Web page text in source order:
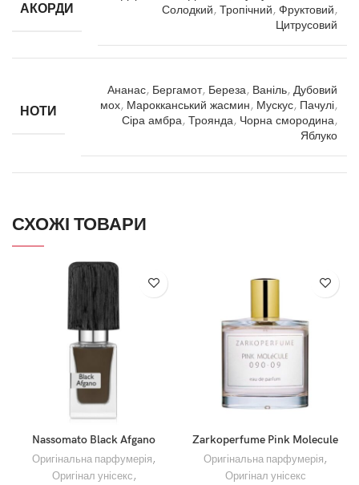
АКОРДИ
Солодкий, Тропічний, Фруктовий,
Цитрусовий
НОТИ
Ананас, Бергамот, Береза, Ваніль, Дубовий
мох, Марокканський жасмин, Мускус, Пачулі,
Сіра амбра, Троянда, Чорна смородина,
Яблуко
СХОЖІ ТОВАРИ
Nassomato Black Afgano
Оригінальна парфумерія,
Оригінал унісекс,
Zarkoperfume Pink Molecule
090.09
Оригінальна парфумерія,
Оригінал унісекс